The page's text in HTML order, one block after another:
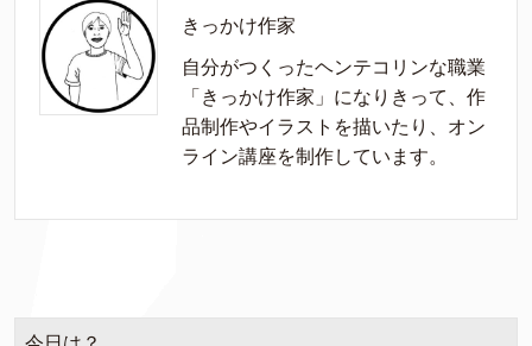
きっかけ作家
自分がつくったヘンテコリンな職業
「きっかけ作家」になりきって、作
品制作やイラストを描いたり、オン
ライン講座を制作しています。